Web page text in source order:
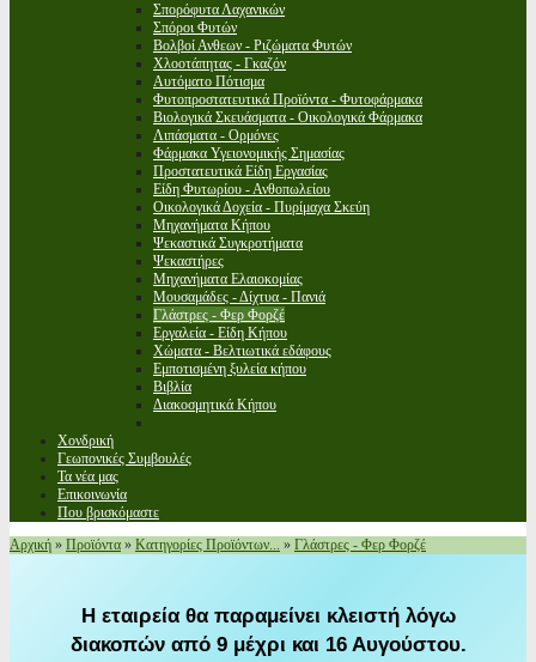
Σπορόφυτα Λαχανικών
Σπόροι Φυτών
Βολβοί Ανθεων - Ριζώματα Φυτών
Χλοοτάπητας - Γκαζόν
Αυτόματο Πότισμα
Φυτοπροστατευτικά Προϊόντα - Φυτοφάρμακα
Βιολογικά Σκευάσματα - Οικολογικά Φάρμακα
Λιπάσματα - Ορμόνες
Φάρμακα Υγειονομικής Σημασίας
Προστατευτικά Είδη Εργασίας
Είδη Φυτωρίου - Ανθοπωλείου
Οικολογικά Δοχεία - Πυρίμαχα Σκεύη
Μηχανήματα Κήπου
Ψεκαστικά Συγκροτήματα
Ψεκαστήρες
Μηχανήματα Ελαιοκομίας
Μουσαμάδες - Δίχτυα - Πανιά
Γλάστρες - Φερ Φορζέ
Εργαλεία - Είδη Κήπου
Χώματα - Βελτιωτικά εδάφους
Εμποτισμένη ξυλεία κήπου
Βιβλία
Διακοσμητικά Κήπου
Χονδρική
Γεωπονικές Συμβουλές
Τα νέα μας
Επικοινωνία
Που βρισκόμαστε
Αρχική » Προϊόντα » Κατηγορίες Προϊόντων... » Γλάστρες - Φερ Φορζέ
Η εταιρεία θα παραμείνει κλειστή λόγω
διακοπών από 9 μέχρι και 16 Αυγούστου.